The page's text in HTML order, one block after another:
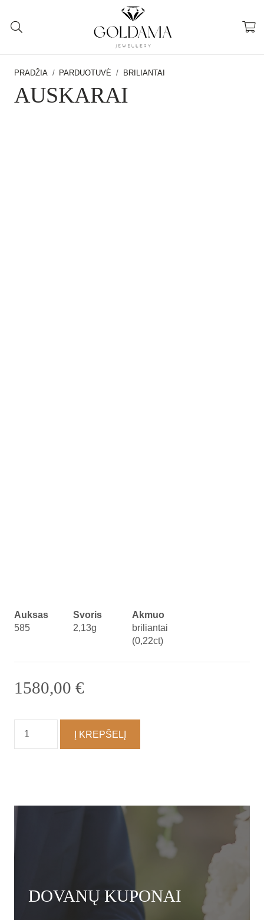
PRADŽIA / PARDUOTUVĖ / BRILIANTAI
AUSKARAI
Auksas
585
Svoris
2,13g
Akmuo
briliantai
(0,22ct)
1580,00 €
kiekis:
Auskarai
Į KREPŠELĮ
DOVANŲ KUPONAI